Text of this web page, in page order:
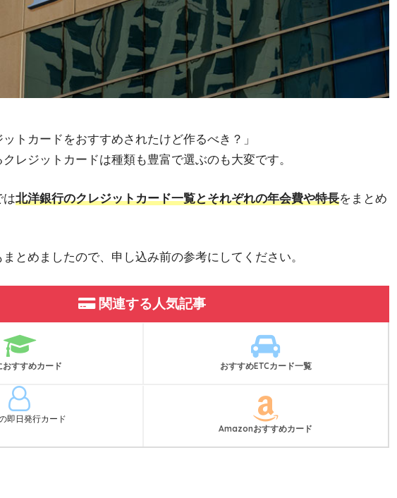
ットカードをおすすめされたけど作るべき？」
レジットカードは種類も豊富で選ぶのも大変です。
は北洋銀行のクレジットカード一覧とそれぞれの年会費や特長をまとめ
とめましたので、申し込み前の参考にしてください。
関連する人気記事
おすすめカード おすすめETCカード一覧
即日発行カード
Amazonおすすめカード